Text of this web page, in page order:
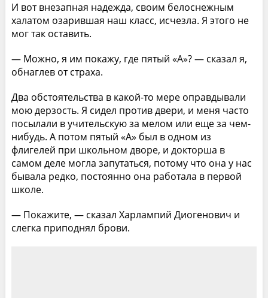
И вот внезапная надежда, своим белоснежным
халатом озарившая наш класс, исчезла. Я этого не
мог так оставить.
— Можно, я им покажу, где пятый «А»? — сказал я,
обнаглев от страха.
Два обстоятельства в какой-то мере оправдывали
мою дерзость. Я сидел против двери, и меня часто
посылали в учительскую за мелом или еще за чем-
нибудь. А потом пятый «А» был в одном из
флигелей при школьном дворе, и докторша в
самом деле могла запутаться, потому что она у нас
бывала редко, постоянно она работала в первой
школе.
— Покажите, — сказал Харлампий Диогенович и
слегка приподнял брови.